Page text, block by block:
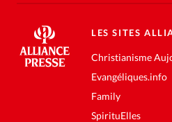
LES SITES
Christianisme
Evangéliques.info
Family
SpirituElles